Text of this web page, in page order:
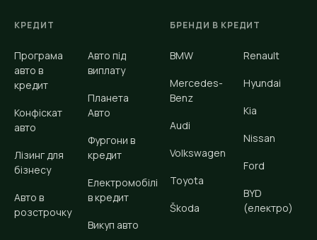
КРЕДИТ
Програма
авто в
кредит
Конфіскат
авто
Лізинг для
бізнесу
Авто в
розстрочку
Авто під
виплату
Планета
Авто
Фургони в
кредит
Електромобілі
в кредит
Викуп авто
БРЕНДИ В КРЕДИТ
BMW
Mercedes-
Benz
Audi
Volkswagen
Toyota
Škoda
Renault
Hyundai
Kia
Nissan
Ford
BYD
(електро)